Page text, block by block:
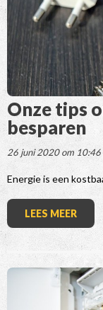
Onze tips
besparen
26 juni 2020 om 10:46
Energie is een
LEES MEER